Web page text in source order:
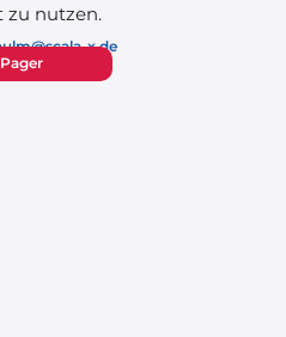
zu nutzen.
x.de